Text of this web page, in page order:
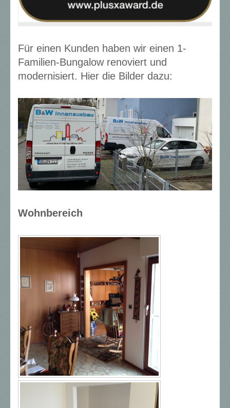
Für einen Kunden haben wir einen 1-
Familien-Bungalow renoviert und
modernisiert. Hier die Bilder dazu:
Wohnbereich